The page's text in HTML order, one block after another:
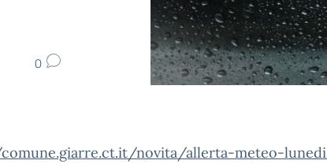
0
novita/allerta-meteo-